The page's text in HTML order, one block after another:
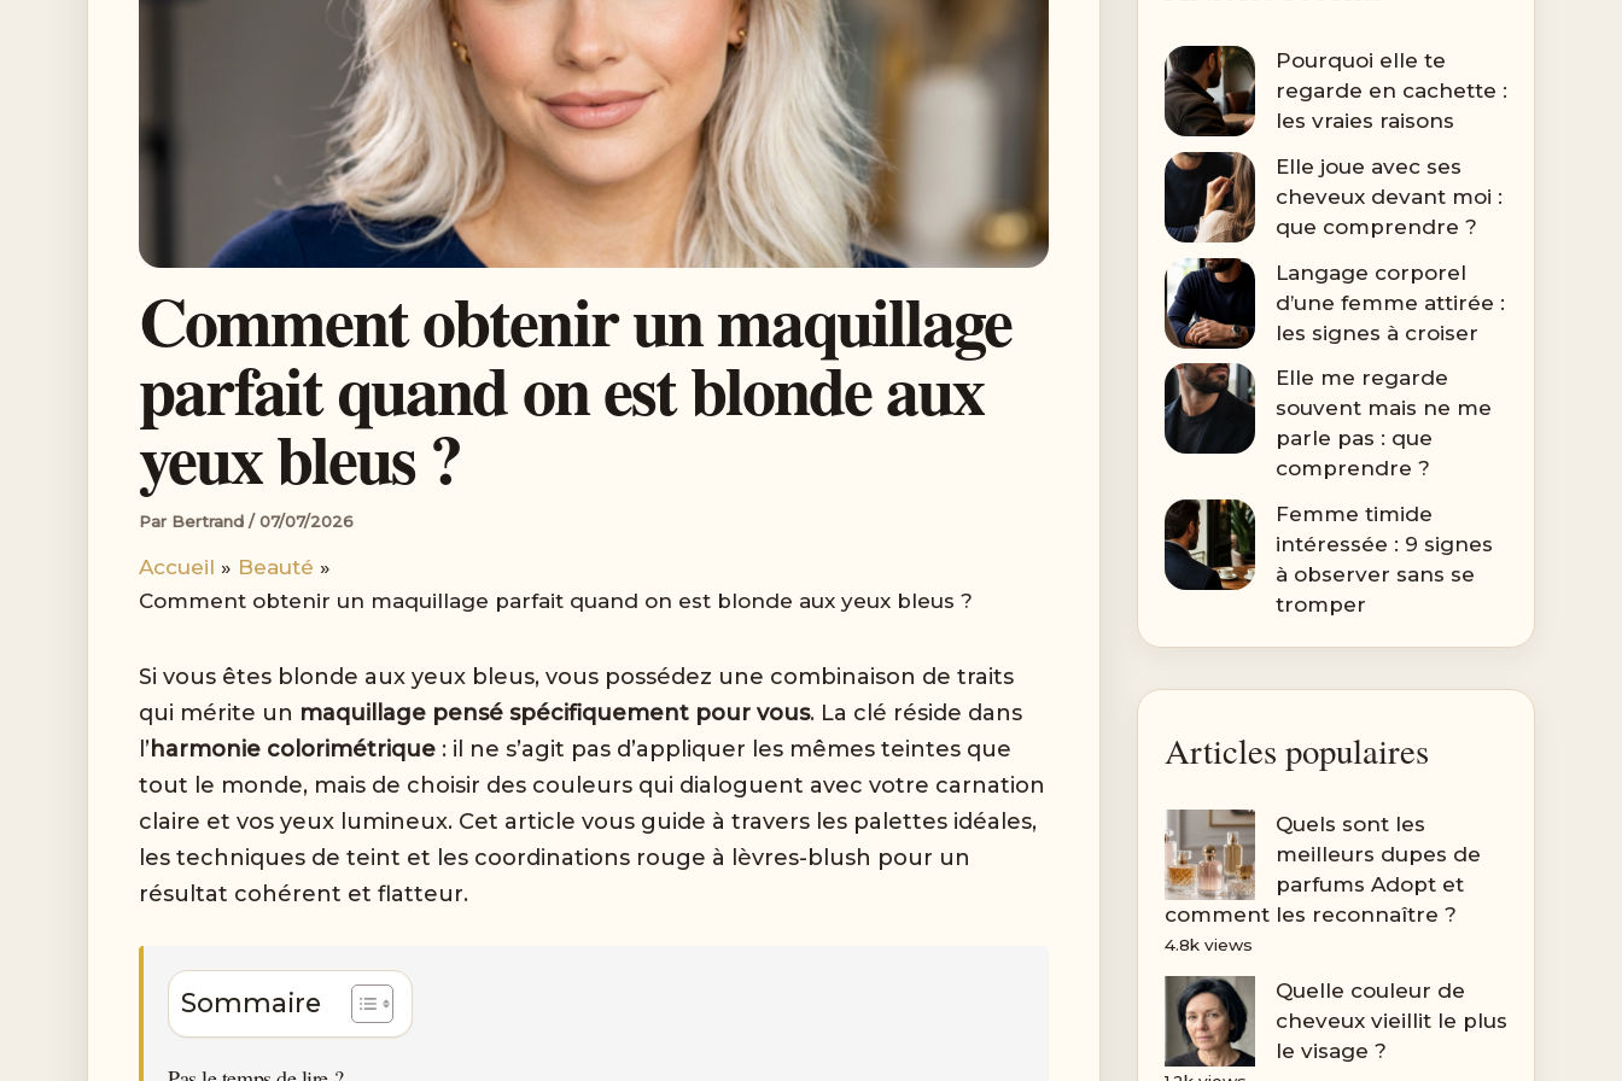
Comment obtenir un maquillage
parfait quand on est blonde aux
yeux bleus ?
Par Bertrand /07/07/2026
Accueil
Beauté
Comment obtenir un maquillage parfait quand on est blonde aux yeux bleus ?
Si vous êtes blonde aux yeux bleus, vous possédez une combinaison de traits
qui mérite un maquillage pensé spécifiquement pour vous. La clé réside dans
l’harmonie colorimétrique : il ne s’agit pas d’appliquer les mêmes teintes que
tout le monde, mais de choisir des couleurs qui dialoguent avec votre carnation
claire et vos yeux lumineux. Cet article vous guide à travers les palettes idéales,
les techniques de teint et les coordinations rouge à lèvres-blush pour un
résultat cohérent et flatteur.
Sommaire
Pourquoi elle te
regarde en cachette :
les vraies raisons
Elle joue avec ses
cheveux devant moi :
que comprendre ?
Langage corporel
d’une femme attirée :
les signes à croiser
Elle me regarde
souvent mais ne me
parle pas : que
comprendre ?
Femme timide
intéressée : 9 signes
à observer sans se
tromper
Articles populaires
Quels sont les
meilleurs dupes de
parfums Adopt et
comment les reconnaître ?
4.8k views
Quelle couleur de
cheveux vieillit le plus
le visage ?